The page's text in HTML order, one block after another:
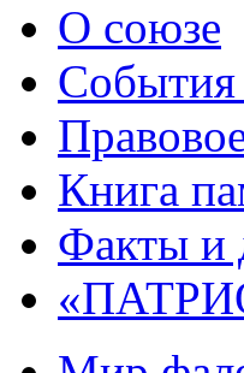
О союзе
События
Книга
Факты и